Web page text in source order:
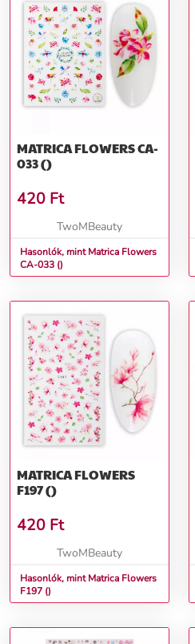
MATRICA FLOWERS CA-
033 ()
420 Ft
TwoMBeauty
Hasonlók, mint Matrica Flowers
CA-033 ()
MATRICA FLOWERS
F197 ()
420 Ft
TwoMBeauty
Hasonlók, mint Matrica Flowers
F197 ()